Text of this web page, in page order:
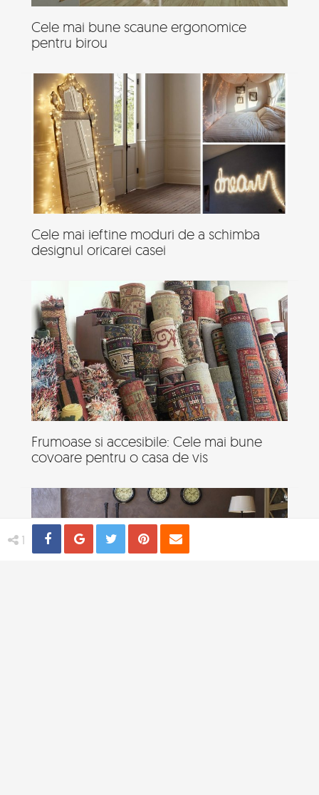
1 Share Distribuie
Tweet Pin
Cele mai bune scaune ergonomice
pentru birou
Cele mai ieftine moduri de a schimba
designul oricarei casei
Frumoase si accesibile: Cele mai bune
covoare pentru o casa de vis